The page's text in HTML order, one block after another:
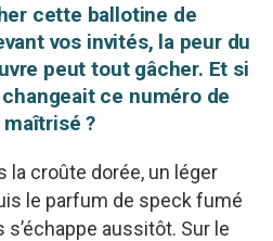
cette ballotine de
vos invités, la peur du
peut tout gâcher. Et si
ce numéro de
?
la croûte dorée, un léger
le parfum de speck fumé
aussitôt. Sur le